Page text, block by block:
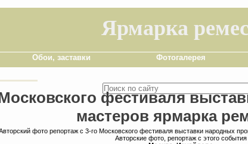
Ярмарка
Обои, заставки Фотогалерея
фестиваля
мастеров ярмарка
фото репортаж с 3-го Московского фестиваля выставки народных
Авторские фото, репортаж с этого события